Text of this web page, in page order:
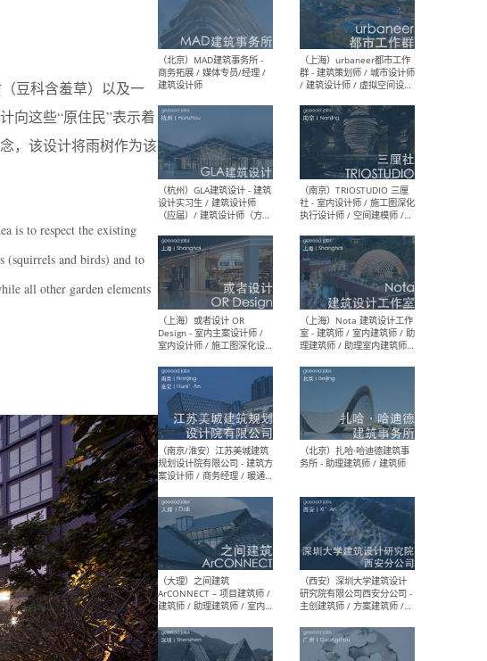
豆科含羞草）以及一
向这些“原住民”表示着
，该设计将雨树作为该
is to respect the existing
(squirrels and birds) and to
all other garden elements
（北京）MAT 超级建筑事务
所 - 项目建筑师 / 初级建筑
/ 实习生
（北京）MAD建筑事务所 -
商务拓展 / 媒体专员/经理 /
建筑设计师
（杭州）GLA建筑设计 - 建筑
设计实习生 / 建筑设计师
（应届）/ 建筑设计师（方案
设计）/ 建筑设计师（施工
图）/ 结构设计师 / 给排水设
计师
（上海）或者设计 OR
Design - 室内主案设计师 /
室内设计师 / 施工图深化设
计师 / 室内设计助理 / 新媒
体运营